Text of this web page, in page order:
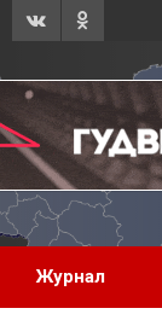
Журнал